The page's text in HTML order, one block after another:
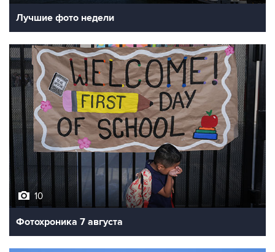
Лучшие фото недели
10
Фотохроника 7 августа